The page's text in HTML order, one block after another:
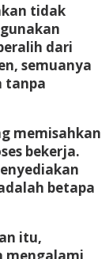
tidak
dari
semuanya
tanpa
memisahkan
bekerja.
betapa
itu,
mengalami